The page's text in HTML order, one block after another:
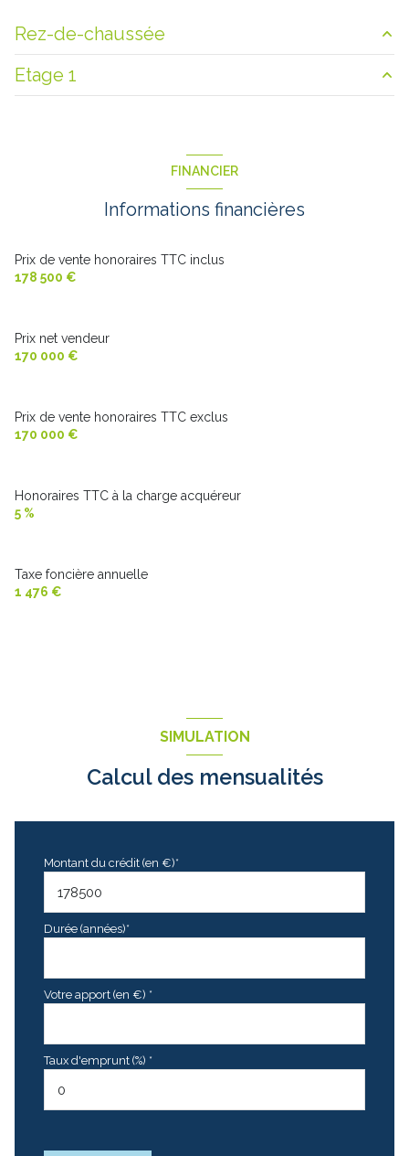
Rez-de-chaussée
hall d'entrée
Etage 1
FINANCIER
Informations financières
Prix de vente honoraires TTC inclus
178 500 €
Prix net vendeur
170 000 €
Prix de vente honoraires TTC exclus
170 000 €
Honoraires TTC à la charge acquéreur
5 %
Taxe foncière annuelle
1 476 €
SIMULATION
Calcul des mensualités
Montant du crédit (en €)*
Durée (années)*
Votre apport (en €) *
Taux d'emprunt (%) *